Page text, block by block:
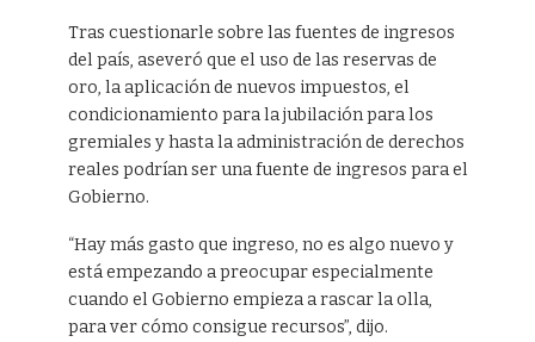
Tras cuestionarle sobre las fuentes de ingresos
del país, aseveró que el uso de las reservas de
oro, la aplicación de nuevos impuestos, el
condicionamiento para la jubilación para los
gremiales y hasta la administración de derechos
reales podrían ser una fuente de ingresos para el
Gobierno.
“Hay más gasto que ingreso, no es algo nuevo y
está empezando a preocupar especialmente
cuando el Gobierno empieza a rascar la olla,
para ver cómo consigue recursos”, dijo.